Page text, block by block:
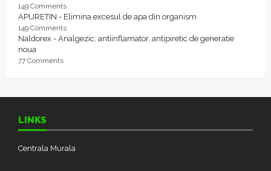
149 Comments
APURETIN - Elimina excesul de apa din organism
149 Comments
Naldorex - Analgezic, antiinflamator, antipiretic de generatie
noua
77 Comments
LINKS
Centrala Murala